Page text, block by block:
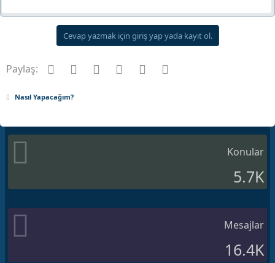
Cevap yazmak için giriş yap yada kayıt ol.
Paylaş: Facebook
Twitter Pinterest
Tumblr WhatsApp
Nasıl Yapacağım?
Konular
5.7K
Mesajlar
16.4K